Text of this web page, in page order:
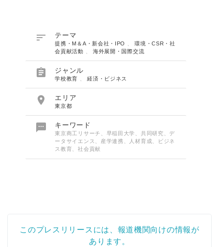
 テーマ
提携・M＆A・新会社・IPO 、環境・CSR・社
会貢献活動
海外展開・国際交流
 ジャンル
学校教育 、経済・ビジネス
 エリア
東京都
 キーワード
東京商工リサーチ、早稲田大学、共同研究、デ
ータサイエンス、産学連携、人材育成、ビジネ
ス教育、社会貢献
このプレスリリースには、報道機関向けの情報が
あります。